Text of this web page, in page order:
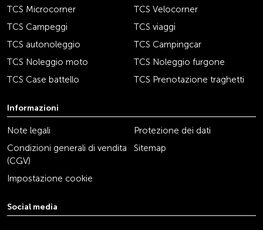
TCS Microcorner
TCS Velocorner
TCS Campeggi
TCS viaggi
TCS autonoleggio
TCS Campingcar
TCS Noleggio moto
TCS Noleggio furgone
TCS Case battello
TCS Prenotazione traghetti
Informazioni
Note legali
Protezione dei dati
Condizioni generali di vendita
(CGV)
Sitemap
Impostazione cookie
Social media